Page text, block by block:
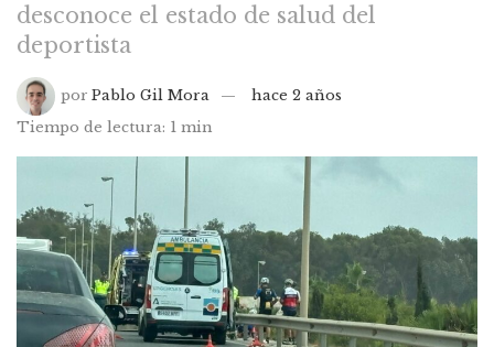
desconoce el estado de salud del
deportista
por Pablo Gil Mora
hace 2 años
Tiempo de lectura: 1 min